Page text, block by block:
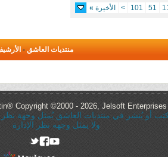
51
101
> الأخيرة »
منتديات العاشق -
Copyright ©2000 - 2026, Jelsoft Enterprises
أو يُنشر في منتديات العاشق يُمثل وجهة
ولا يمثل وجهه نظر الإدارة